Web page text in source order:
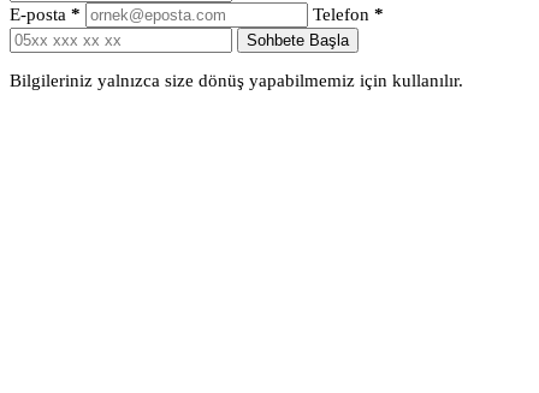
E-posta * Telefon *
Sohbete Başla
Bilgileriniz yalnızca size dönüş yapabilmemiz için kullanılır.